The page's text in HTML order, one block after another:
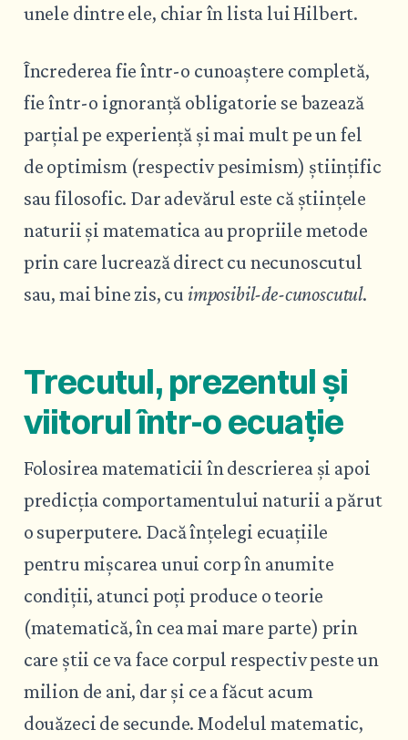
unele dintre ele, chiar în lista lui Hilbert.
Încrederea fie într-o cunoaștere completă,
fie într-o ignoranță obligatorie se bazează
parțial pe experiență și mai mult pe un fel
de optimism (respectiv pesimism) științific
sau filosofic. Dar adevărul este că științele
naturii și matematica au propriile metode
prin care lucrează direct cu necunoscutul
sau, mai bine zis, cu imposibil-de-cunoscutul.
Trecutul, prezentul și
viitorul într-o ecuație
Folosirea matematicii în descrierea și apoi
predicția comportamentului naturii a părut
o superputere. Dacă înțelegi ecuațiile
pentru mișcarea unui corp în anumite
condiții, atunci poți produce o teorie
(matematică, în cea mai mare parte) prin
care știi ce va face corpul respectiv peste un
milion de ani, dar și ce a făcut acum
douăzeci de secunde. Modelul matematic,